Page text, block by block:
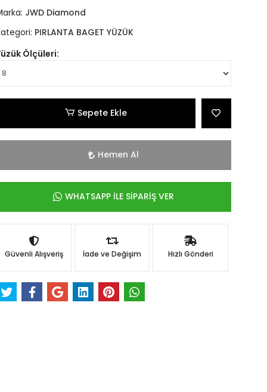
JWD Diamond
PIRLANTA BAGET YÜZÜK
Ölçüleri:
Sepete Ekle
Hemen Al
WHATSAPP İLE SİPARİŞ VER
Güvenli Alışveriş İade ve Değişim Hızlı Gönderi